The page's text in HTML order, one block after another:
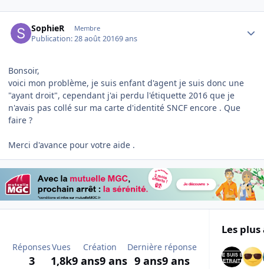
SophieR Membre
Publication:28 août 20169 ans
Bonsoir,
voici mon problème, je suis enfant d'agent je suis donc une
"ayant droit", cependant j'ai perdu l'étiquette 2016 que je
n'avais pas collé sur ma carte d'identité SNCF encore . Que
faire ?
Merci d'avance pour votre aide .
Réponses
3
Vues
1,8k
Création
9 ans9 ans
Dernière réponse
9 ans9 ans
Les